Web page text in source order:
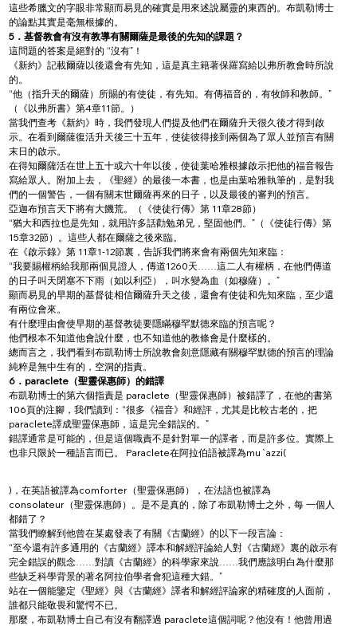
這些希臘文的字眼非常顯而易見的確實是用來述說屬靈的東西的。布凱勒博士
的論點其實是毫無根據的。
5．基督教會有沒有教導有關爾薩是最後的先知的課題？
這問題的答案是絕對的 “沒有”！
《新約》記載爾薩以後還會有先知，這是真主籍著保羅寫給以弗所教會時所說
的。
“他（指升天的爾薩）所賜的有使徒，有先知。有傳福音的，有牧師和教師。”
（《以弗所書》第4章11節。）
當我們查考《新約》時，我們發現人們提及他們在爾薩升天很久後才得到啟
示。在看到爾薩復活升天後三十五年，使徒彼得接到兩個為了眾人並預言有關
末日的啟示。
在得知爾薩活在世上五十或六十年以後，使徒葉哈雅根據啟示把他的福音報告
寫給眾人。附加上去，《聖經》的最後一本書，也是由葉哈雅執筆的，是對我
們的一個警告，一個有關末世爾薩再來的日子，以及最後的審判的預言。
亞迦布預言天下將有大饑荒。（《使徒行傳》第 11章28節）
“猶大和西拉也是先知，就用許多話勸勉弟兄，堅固他們。”（《使徒行傳》第
15章32節）。這些人都在爾薩之後來臨。
在《啟示錄》第 11章1-12節裏，告訴我們將來會有兩個先知來臨：
“我要賜權柄給我那兩個見證人，傳道1260天……這二人有權柄，在他們傳道
的日子叫天閉塞不下雨（如以利亞），叫水變為血（如穆薩）。”
顯而易見的早期的基督徒相信爾薩升天之後，還會有使徒和先知來臨，至少還
有兩位會來。
有什麼理由會使早期的基督教徒要隱瞞穆罕默德來臨的預言呢？
他們根本不知道他會說什麼，也不知道他的教條會是什麼樣的。
總而言之，我們看到布凱勒博士所說教會刻意隱藏有關穆罕默德的預言的理論
純粹是無中生有的，空洞的指責。
6．paraclete（聖靈保惠師）的錯譯
布凱勒博士的第六個指責是 paraclete（聖靈保惠師）被錯譯了，在他的書第
106頁的注腳，我們讀到：“很多《福音》和經評，尤其是比較古老的，把
paraclete譯成聖靈保惠師，這是完全錯誤的。”
錯譯通常是可能的，但是這個職責不是針對單一的譯者，而是許多位。實際上
也非只限於一種語言而已。 Paraclete在阿拉伯語被譯為mu`azzi(
)，在英語被譯為comforter（聖靈保惠師），在法語也被譯為
consolateur（聖靈保惠師）。是不是真的，除了布凱勒博士之外，每 一個人
都錯了？
當我們瞭解到他曾在某處發表了有關《古蘭經》的以下一段言論：
“至今還有許多通用的《古蘭經》譯本和解經評論給人對《古蘭經》裏的啟示有
完全錯誤的觀念……對讀《古蘭經》的科學家來說……我們應該明白為什麼那
些缺乏科學背景的著名阿拉伯學者會犯這種大錯。”
站在一個能鑒定《聖經》與《古蘭經》譯者和解經評論家的精確度的人面前，
誰都只能敬畏和驚愕不已。
那麼，布凱勒博士自己有沒有翻譯過 paraclete這個詞呢？他沒有！他曾用過